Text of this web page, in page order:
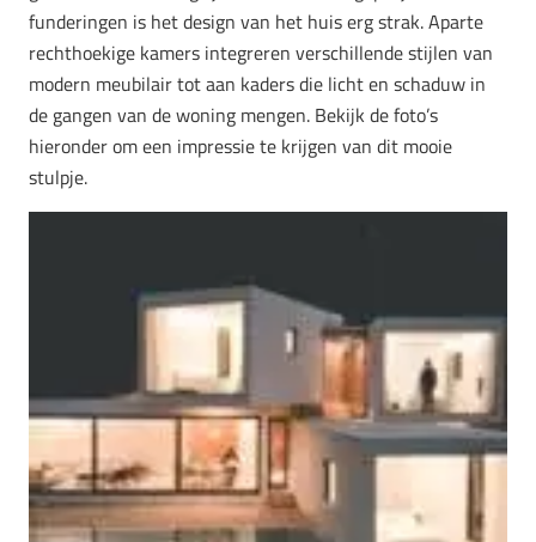
funderingen is het design van het huis erg strak. Aparte
rechthoekige kamers integreren verschillende stijlen van
modern meubilair tot aan kaders die licht en schaduw in
de gangen van de woning mengen. Bekijk de foto’s
hieronder om een impressie te krijgen van dit mooie
stulpje.